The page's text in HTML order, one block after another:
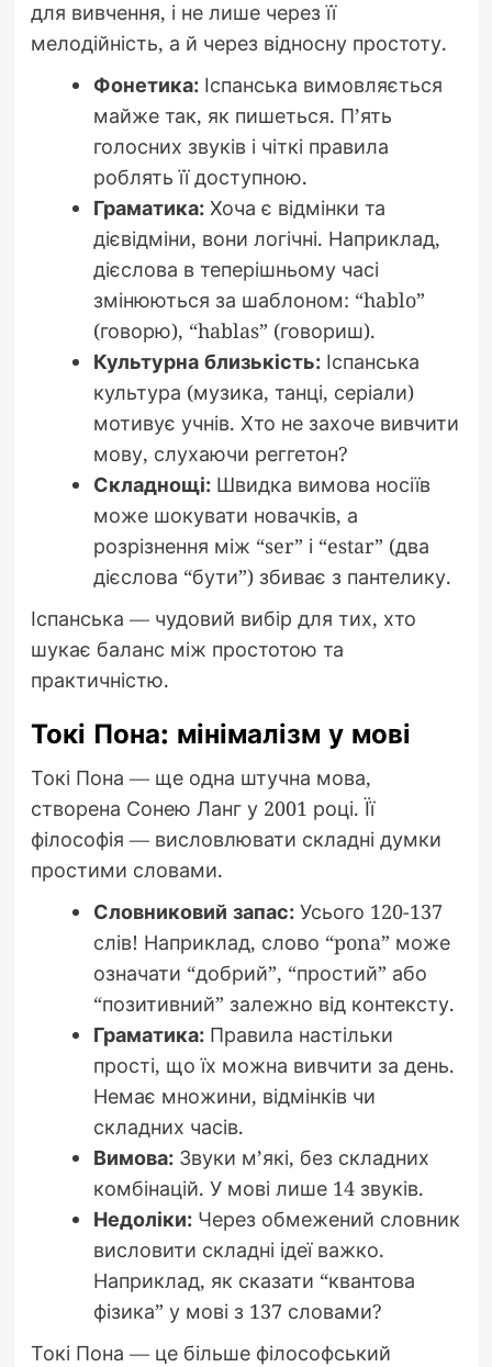
для вивчення, і не лише через її
мелодійність, а й через відносну простоту.
Фонетика:Іспанська вимовляється
майже так, як пишеться. П’ять
голосних звуків і чіткі правила
роблять її доступною.
Граматика:Хоча є відмінки та
дієвідміни, вони логічні. Наприклад,
дієслова в теперішньому часі
змінюються за шаблоном: “hablo”
(говорю), “hablas” (говориш).
Культурна близькість:Іспанська
культура (музика, танці, серіали)
мотивує учнів. Хто не захоче вивчити
мову, слухаючи реггетон?
Складнощі:Швидка вимова носіїв
може шокувати новачків, а
розрізнення між “ser” і “estar” (два
дієслова “бути”) збиває з пантелику.
Іспанська — чудовий вибір для тих, хто
шукає баланс між простотою та
практичністю.
Токі Пона: мінімалізм у мові
Токі Пона — ще одна штучна мова,
створена Сонею Ланг у 2001 році. Її
філософія — висловлювати складні думки
простими словами.
Словниковий запас:Усього 120-137
слів! Наприклад, слово “pona” може
означати “добрий”, “простий” або
“позитивний” залежно від контексту.
Граматика:Правила настільки
прості, що їх можна вивчити за день.
Немає множини, відмінків чи
складних часів.
Вимова:Звуки м’які, без складних
комбінацій. У мові лише 14 звуків.
Недоліки:Через обмежений словник
висловити складні ідеї важко.
Наприклад, як сказати “квантова
фізика” у мові з 137 словами?
Токі Пона — це більше філософський